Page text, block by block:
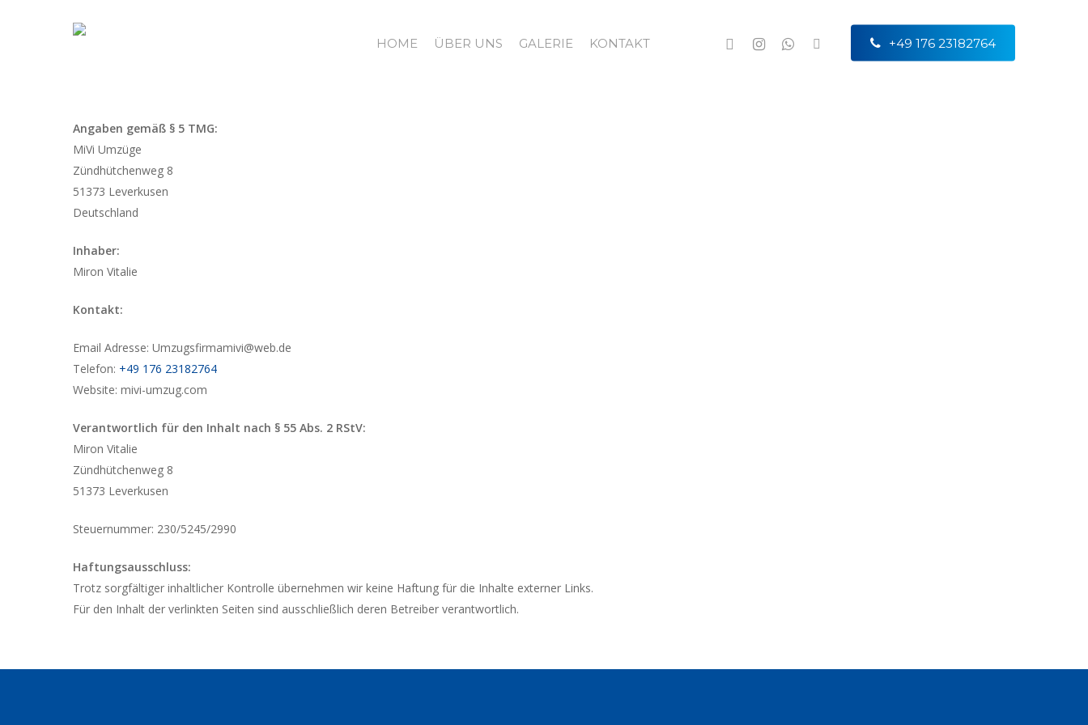
HOME ÜBER UNS GALERIE KONTAKT FACEBOOK
INSTAGRAM
WHATSAPP
TIKTOK +49 176 23182764
Angaben gemäß § 5 TMG:
MiVi Umzüge
Zündhütchenweg 8
51373 Leverkusen
Deutschland
Inhaber:
Miron Vitalie
Kontakt:
Email Adresse: Umzugsfirmamivi@web.de
Telefon: +49 1 76 23182764
Website: mivi-umzug.com
Verantwortlich für den Inhalt nach § 55 Abs. 2 RStV:
Miron Vitalie
Zündhütchenweg 8
51373 Leverkusen
Steuernummer: 230/5245/2990
Haftungsausschluss:
Trotz sorgfältiger inhaltlicher Kontrolle übernehmen wir keine Haftung für die Inhalte externer Links.
Für den Inhalt der verlinkten Seiten sind ausschließlich deren Betreiber verantwortlich.